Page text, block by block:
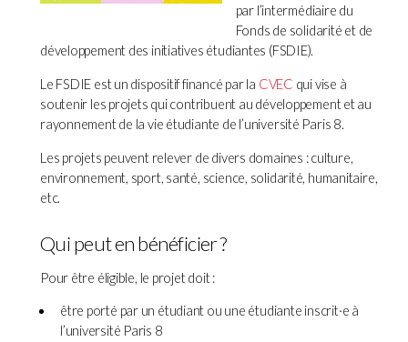
par l’intermédiaire du
Fonds de solidarité et de
développement des initiatives étudiantes (FSDIE).
Le FSDIE est un dispositif financé par la CVEC qui vise à
soutenir les projets qui contribuent au développement et au
rayonnement de la vie étudiante de l’université Paris 8.
Les projets peuvent relever de divers domaines : culture,
environnement, sport, santé, science, solidarité, humanitaire,
etc.
Qui peut en bénéficier ?
Pour être éligible, le projet doit :
être porté par un étudiant ou une étudiante inscrit·e à
l’université Paris 8